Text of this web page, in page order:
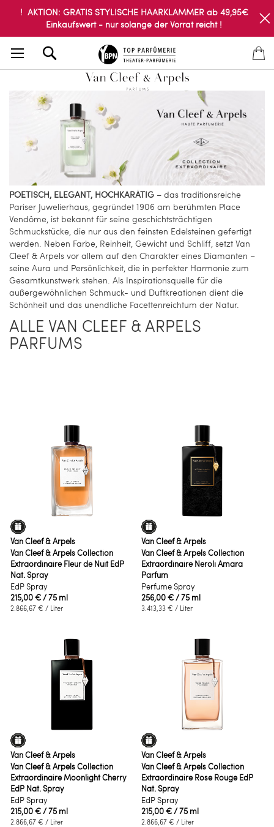
! AKTION: GRATIS STYLISCHE HAARKLAMMER ab 49,95€
Einkaufswert - nur solange der Vorrat reicht !
POETISCH, ELEGANT, HOCHKARÄTIG – das traditionsreiche
Pariser Juwelierhaus, gegründet 1906 am berühmten Place
Vendôme, ist bekannt für seine geschichtsträchtigen
Schmuckstücke, die nur aus den feinsten Edelsteinen gefertigt
werden. Neben Farbe, Reinheit, Gewicht und Schliff, setzt Van
Cleef & Arpels vor allem auf den Charakter eines Diamanten –
seine Aura und Persönlichkeit, die in perfekter Harmonie zum
Gesamtkunstwerk stehen. Als Inspirationsquelle für die
außergewöhnlichen Schmuck- und Duftkreationen dient die
Schönheit und das unendliche Facettenreichtum der Natur.
ALLE VAN CLEEF & ARPELS
PARFUMS
Van Cleef & Arpels
Van Cleef & Arpels Collection
Extraordinaire Fleur de Nuit EdP
Nat. Spray
EdP Spray
215,00 €/ 75 ml
2.866,67 € / Liter
Van Cleef & Arpels
Van Cleef & Arpels Collection
Extraordinaire Neroli Amara
Parfum
Perfume Spray
256,00 €/ 75 ml
3.413,33 € / Liter
Van Cleef & Arpels
Van Cleef & Arpels Collection
Extraordinaire Moonlight Cherry
EdP Nat. Spray
EdP Spray
215,00 €/ 75 ml
2.866,67 € / Liter
Van Cleef & Arpels
Van Cleef & Arpels Collection
Extraordinaire Rose Rouge EdP
Nat. Spray
EdP Spray
215,00 €/ 75 ml
2.866,67 € / Liter